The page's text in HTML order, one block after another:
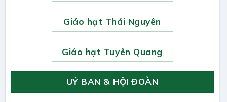
Giáo hạt Thái Nguyên
Giáo hạt Tuyên Quang
UỶ BAN & HỘI ĐOÀN